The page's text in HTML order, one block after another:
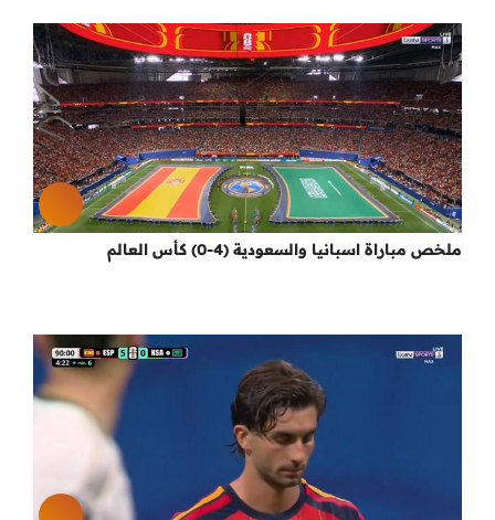
ملخص مباراة اسبانيا والسعودية (4-0) كأس العالم